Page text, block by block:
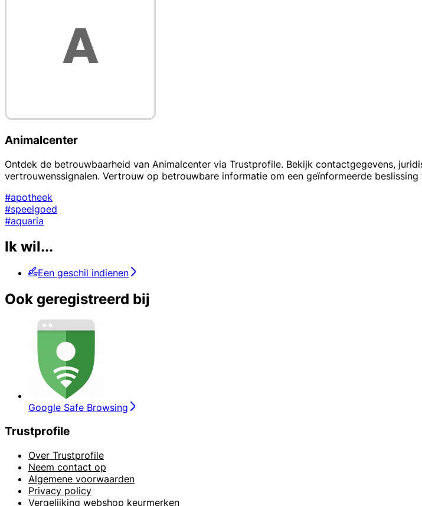
Animalcenter
Ontdek de betrouwbaarheid van Animalcenter via Trustprofile. Bekijk contactgegevens,
vertrouwenssignalen. Vertrouw op betrouwbare informatie om een geïnformeerde
#apotheek
#speelgoed
#aquaria
Ik wil...
Een geschil indienen
Ook geregistreerd bij
Google Safe Browsing
Trustprofile
Over Trustprofile
Neem contact op
Algemene voorwaarden
Privacy policy
Vergelijking webshop keurmerken